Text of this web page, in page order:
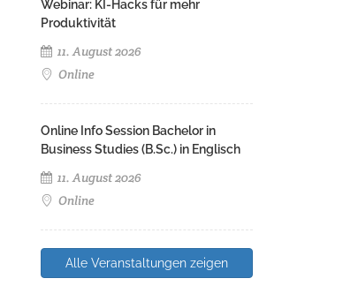
Webinar: KI-Hacks für mehr
Produktivität
11. August 2026
Online
Online Info Session Bachelor in
Business Studies (B.Sc.) in Englisch
11. August 2026
Online
Alle Veranstaltungen zeigen